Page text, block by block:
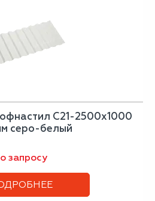
С21-2500х1000
серо-белый
запросу